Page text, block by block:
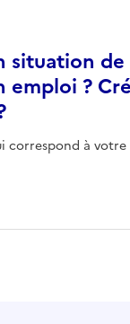
situation
emploi ?
correspond à